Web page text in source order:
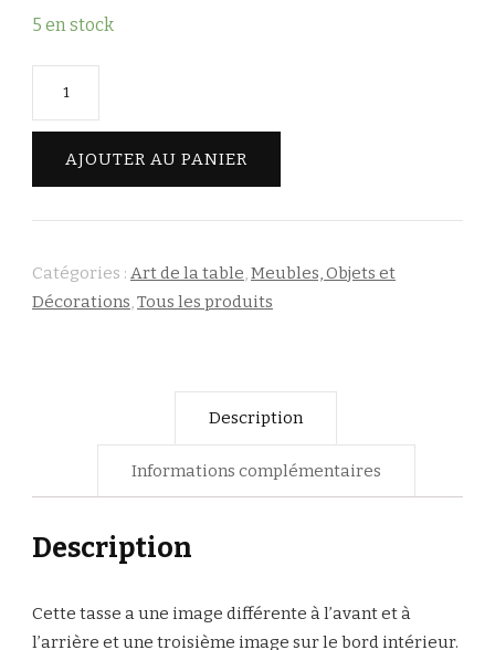
5 en stock
Chien
AJOUTER AU PANIER
Catégories : Art de la table,Meubles, Objets et
Décorations,Tous les produits
Description
Informations complémentaires
Description
Cette tasse a une image différente à l’avant et à
l’arrière et une troisième image sur le bord intérieur.